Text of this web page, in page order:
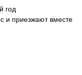
год
и приезжают вместе